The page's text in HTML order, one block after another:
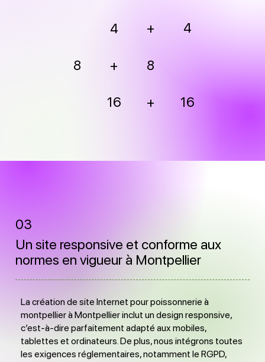
4 + 4
8 + 8
16 + 16
03
Un site responsive et conforme aux
normes en vigueur à Montpellier
La création de site Internet pour poissonnerie à
montpellier à Montpellier inclut un design responsive,
c’est-à-dire parfaitement adapté aux mobiles,
tablettes et ordinateurs. De plus, nous intégrons toutes
les exigences réglementaires, notamment le RGPD,